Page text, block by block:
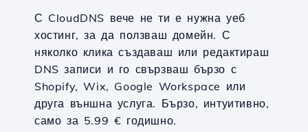
С CloudDNS вече не ти е нужна уеб
хостинг, за да ползваш домейн. С
няколко клика създаваш или редактираш
DNS записи и го свързваш бързо с
Shopify, Wix, Google Workspace или
друга външна услуга. Бързо, интуитивно,
само за 5.99 € годишно.